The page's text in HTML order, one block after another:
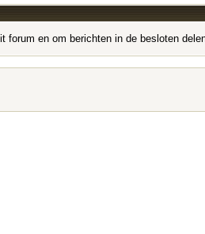
forum en om berichten in de besloten